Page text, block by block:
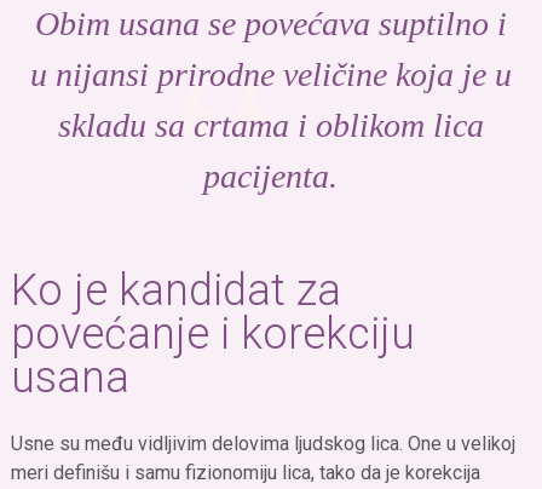
Obim usana se povećava suptilno i
u nijansi prirodne veličine koja je u
skladu sa crtama i oblikom lica
pacijenta.
Ko je kandidat za
povećanje i korekciju
usana
Usne su među vidljivim delovima ljudskog lica. One u velikoj
meri definišu i samu fizionomiju lica, tako da je korekcija